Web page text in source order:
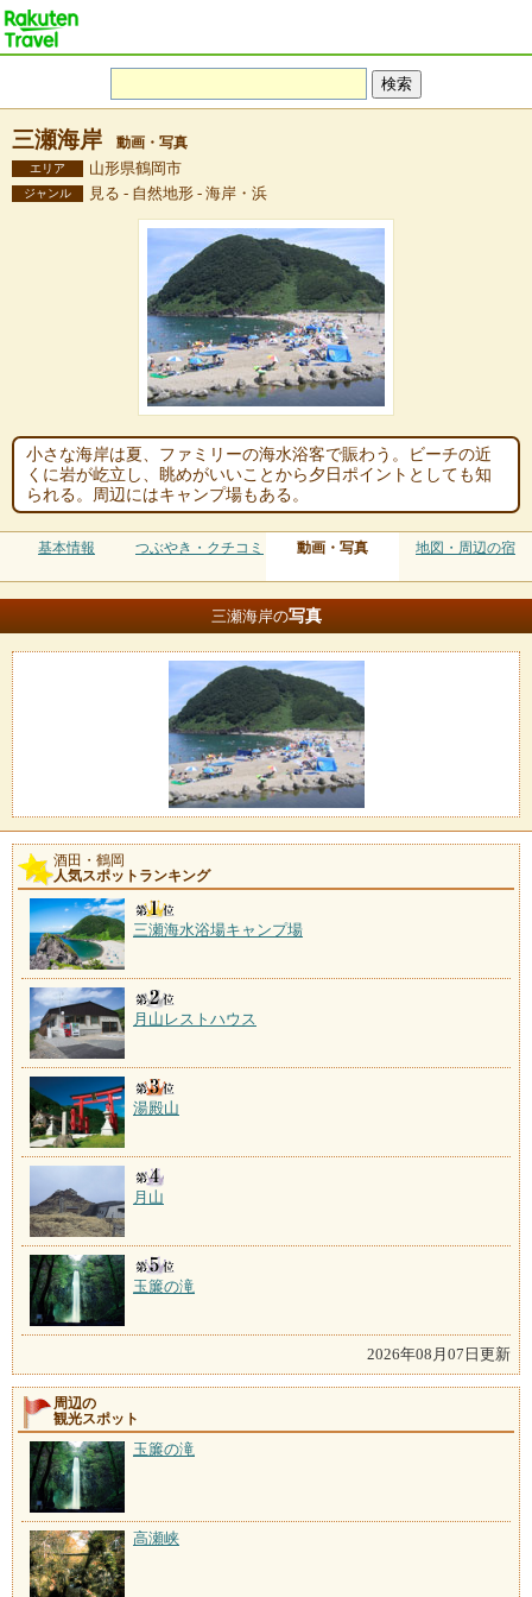
三瀬海岸 動画・写真
エリア 山形県鶴岡市
ジャンル 見る - 自然地形 - 海岸・浜
小さな海岸は夏、ファミリーの海水浴客で賑わう。ビーチの近
くに岩が屹立し、眺めがいいことから夕日ポイントとしても知
られる。周辺にはキャンプ場もある。
基本情報 つぶやき・クチコミ 動画・写真 地図・周辺の宿
三瀬海岸の写真
酒田・鶴岡
人気スポットランキング
三瀬海水浴場キャンプ場
月山レストハウス
湯殿山
月山
玉簾の滝
2026年08月07日更新
周辺の
観光スポット
玉簾の滝
高瀬峡